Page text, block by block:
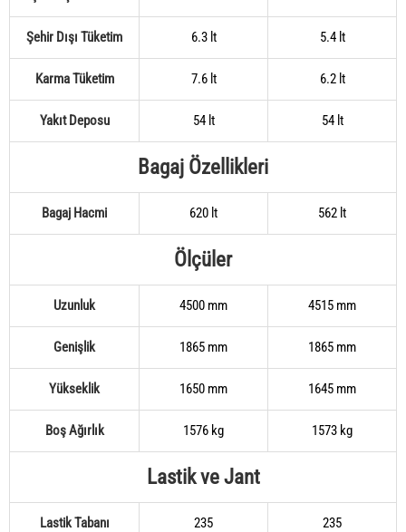
Şehir Dışı Tüketim 6.3 lt 5.4 lt
Karma Tüketim 7.6 lt 6.2 lt
Yakıt Deposu 54 lt 54 lt
Bagaj Özellikleri
Bagaj Hacmi 620 lt 562 lt
Ölçüler
Uzunluk 4500 mm 4515 mm
Genişlik 1865 mm 1865 mm
Yükseklik 1650 mm 1645 mm
Boş Ağırlık 1576 kg 1573 kg
Lastik ve Jant
Lastik Tabanı 235 235